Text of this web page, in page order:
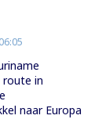
route in
naar Europa